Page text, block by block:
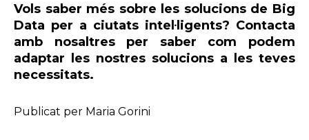
Vols saber més sobre les solucions de Big
Data per a ciutats intel·ligents? Contacta
amb nosaltres per saber com podem
adaptar les nostres solucions a les teves
necessitats.
Publicat per Maria Gorini